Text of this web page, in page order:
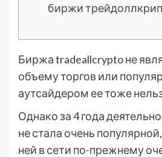
биржи
Биржа tradeallcrypto не
объему торгов или
аутсайдером ее тоже
Однако за 4 года
не стала очень
ней в сети по-прежнему